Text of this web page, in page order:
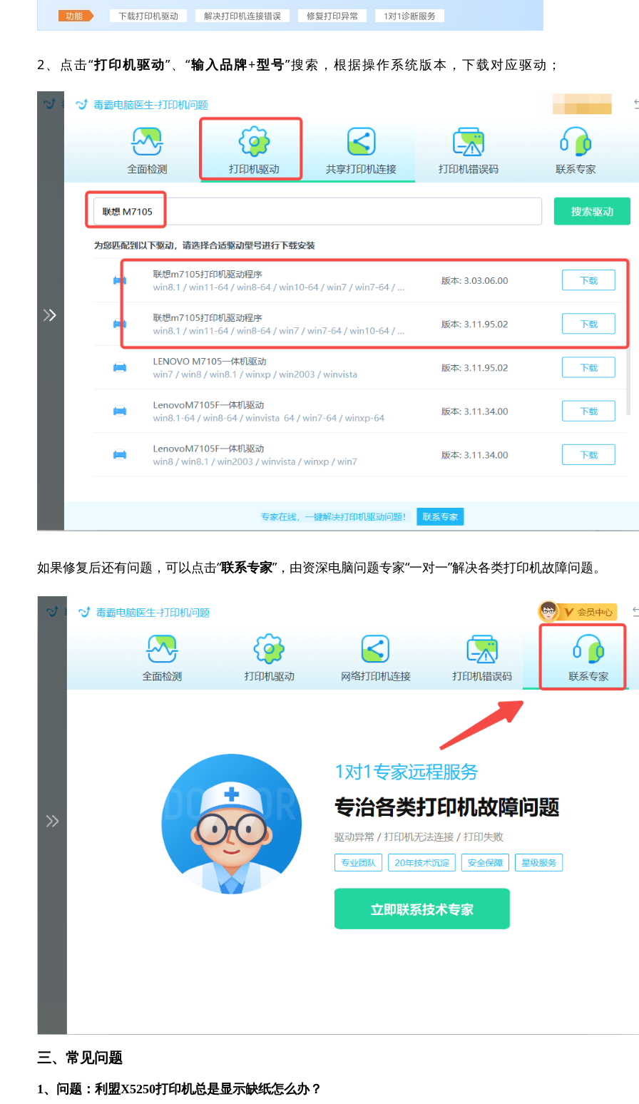
2、点击“打印机驱动”、“输入品牌+型号”搜索，根据操作系统版本，下载对应驱动；
如果修复后还有问题，可以点击“联系专家”，由资深电脑问题专家“一对一”解决各类打印机故障问题。
三、常见问题
1、问题：利盟X5250打印机总是显示缺纸怎么办？